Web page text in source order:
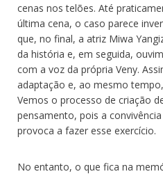
cenas nos telões. Até
última cena, o caso parece
que, no final, a atriz Miwa
da história e, em seguida,
com a voz da própria Veny.
adaptação e, ao mesmo
Vemos o processo de criação
pensamento, pois a
provoca a fazer esse exercício.
No entanto, o que fica na